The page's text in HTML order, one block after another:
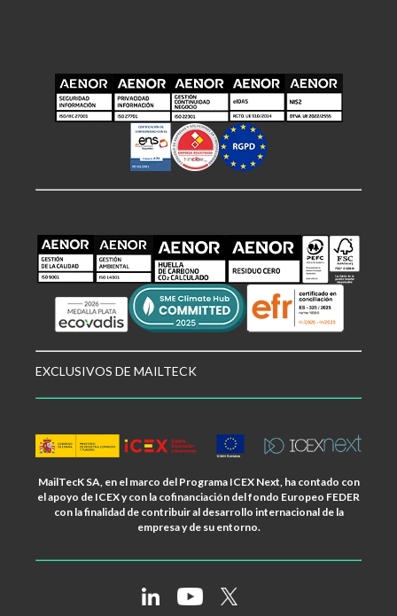
EXCLUSIVOS DE MAILTECK
MailTecK SA, en el marco del Programa ICEX Next, ha contado con
el apoyo de ICEX y con la cofinanciación del fondo Europeo FEDER
con la finalidad de contribuir al desarrollo internacional de la
empresa y de su entorno.